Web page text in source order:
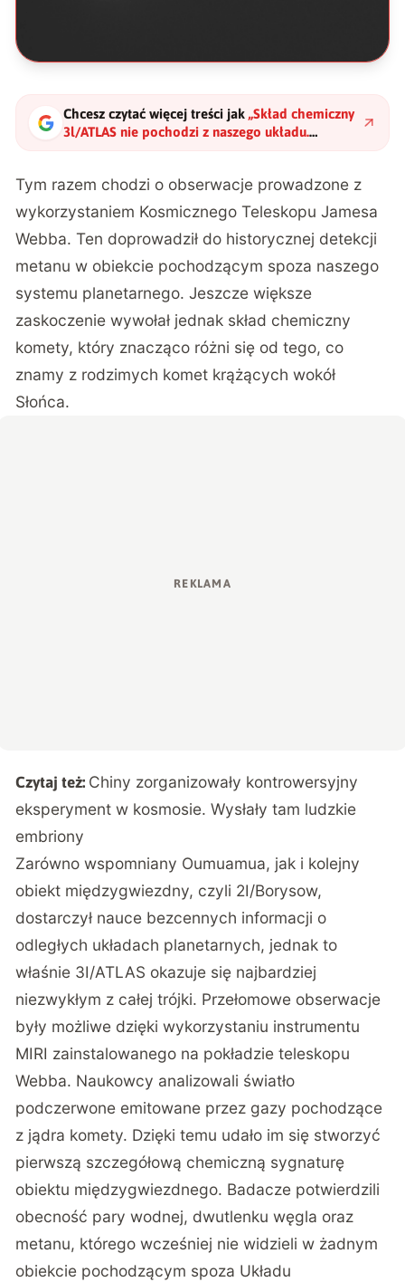
Chcesz czytać więcej treści jak „Skład chemiczny
3l/ATLAS nie pochodzi z naszego układu.
Zagadka tego obiektu stała się jeszcze bardziej
Tym razem chodzi o obserwacje prowadzone z
wykorzystaniem Kosmicznego Teleskopu Jamesa
Webba. Ten doprowadził do historycznej detekcji
metanu w obiekcie pochodzącym spoza naszego
systemu planetarnego.Jeszcze większe
zaskoczenie wywołał jednak skład chemiczny
komety, który znacząco różni się od tego, co
znamy z rodzimych komet krążących wokół
Słońca.
Czytaj też: Chiny zorganizowały kontrowersyjny
eksperyment w kosmosie. Wysłały tam ludzkie
embriony
Zarówno wspomniany Oumuamua, jak i kolejny
obiekt międzygwiezdny, czyli 2I/Borysow,
dostarczył nauce bezcennych informacji o
odległych układach planetarnych, jednak to
właśnie 3I/ATLAS okazuje się najbardziej
niezwykłym z całej trójki. Przełomowe obserwacje
były możliwe dzięki wykorzystaniu instrumentu
MIRI zainstalowanego na pokładzie teleskopu
Webba. Naukowcy analizowali światło
podczerwone emitowane przez gazy pochodzące
z jądra komety. Dzięki temu udało im się stworzyć
pierwszą szczegółową chemiczną sygnaturę
obiektu międzygwiezdnego. Badacze potwierdzili
obecność pary wodnej, dwutlenku węgla oraz
metanu, którego wcześniej nie widzieli w żadnym
obiekcie pochodzącym spoza Układu